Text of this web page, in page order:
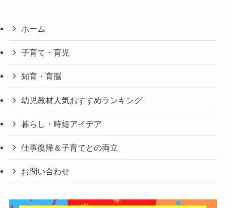
ホーム
子育て・育児
知育・育脳
幼児教材人気おすすめランキング
暮らし・時短アイデア
仕事復帰＆子育てとの両立
お問い合わせ